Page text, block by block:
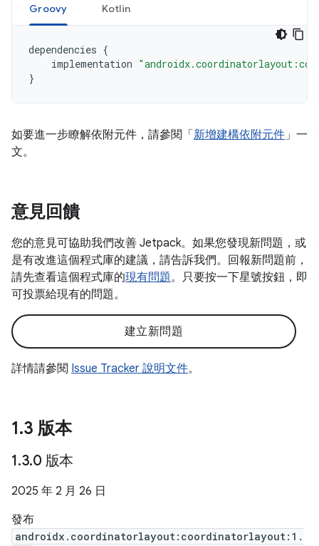
Groovy Kotlin
dependencies {
implementation
}
如要進一步瞭解依附元件，請參閱「 新增建構依附元件」一
文。
意見回饋
您的意見可協助我們改善 Jetpack。如果您發現新問題，或
是有改進這個程式庫的建議，請告訴我們。回報新問題前，
請先查看這個程式庫的現有問題。只要按一下星號按鈕，即
可投票給現有的問題。
建立新問題
詳情請參閱 Issue Tracker 說明文件。
1.3 版本
1.3.0 版本
2025 年 2 月 26 日
發布
androidx.coordinatorlayout:coordinatorlayout:1.